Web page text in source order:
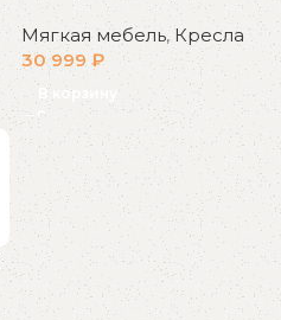
Мягкая мебель,Кресла
30 999 ₽
В корзину